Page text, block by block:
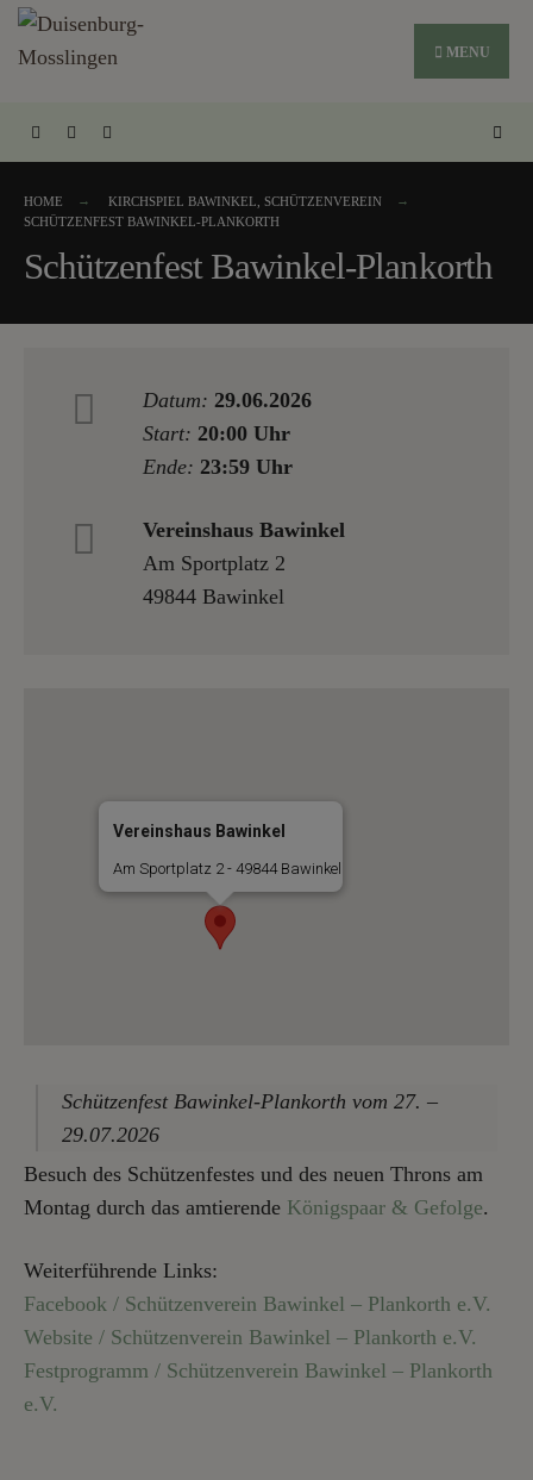
MENU
HOME KIRCHSPIEL BAWINKEL SCHÜTZENVEREIN
SCHÜTZENFEST BAWINKEL-PLANKORTH
Schützenfest Bawinkel-Plankorth
Datum: 29.06.2026
Start: 20:00 Uhr
Ende: 23:59 Uhr
Vereinshaus Bawinkel
Am Sportplatz 2
49844 Bawinkel
Vereinshaus Bawinkel
Am Sportplatz 2 - 49844 Bawinkel
Schützenfest Bawinkel-Plankorth vom 27. –
29.07.2026
Besuch des Schützenfestes und des neuen Throns am
Montag durch das amtierende Königspaar & Gefolge.
Weiterführende Links:
Facebook / Schützenverein Bawinkel – Plankorth e.V.
Website / Schützenverein Bawinkel – Plankorth e.V.
Festprogramm / Schützenverein Bawinkel – Plankorth
e.V.